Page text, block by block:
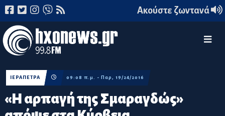
Ακούστε ζωντανά
«Η αρπαγή της Σμαραγδώς»
ΙΕΡΑΠΕΤΡΑ 09:08 π.μ. - Παρ, 19/24/2016